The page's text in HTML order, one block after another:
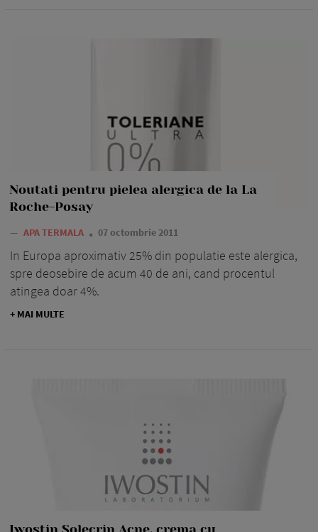
Noutati pentru pielea alergica de la La
Roche-Posay
— APA TERMALA 07 octombrie 2011
In Europa aproximativ 25% din populatie este alergica,
spre deosebire de acum 40 de ani, cand procentul
atingea doar 4%.
+ MAI MULTE